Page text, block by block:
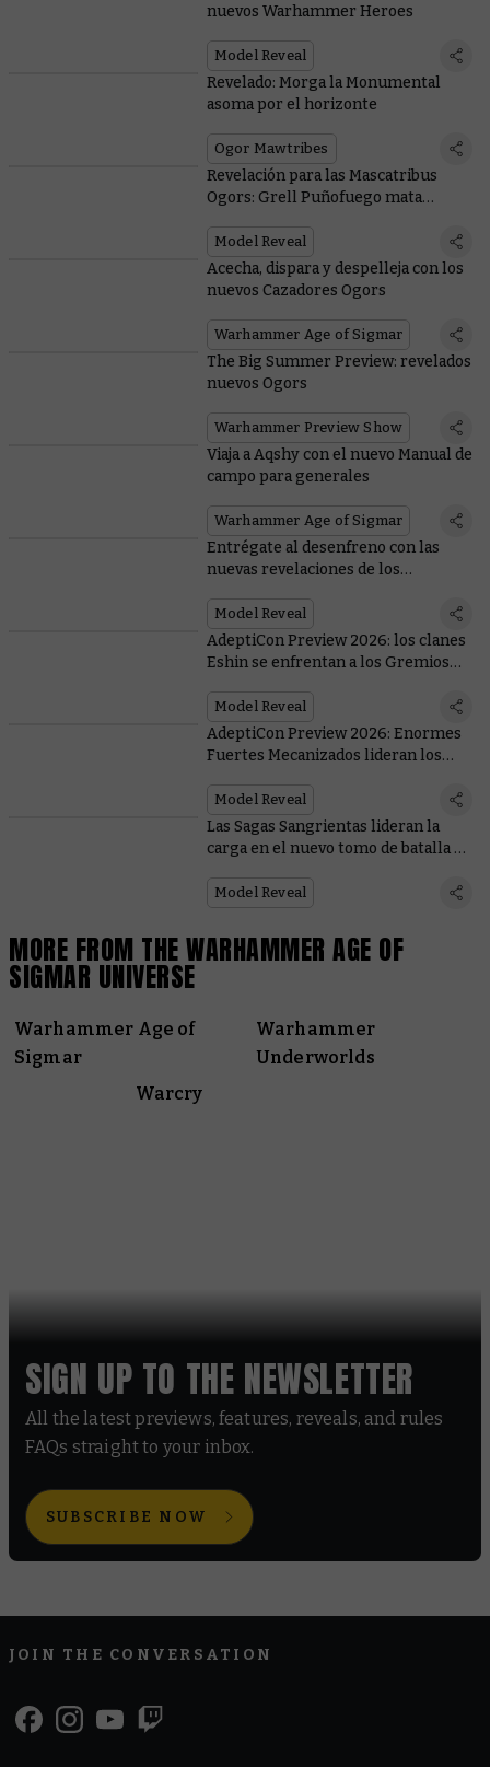
nuevos Warhammer Heroes
Model Reveal
Revelado: Morga la Monumental
asoma por el horizonte
Ogor Mawtribes
Revelación para las Mascatribus
Ogors: Grell Puñofuego mata
Model Reveal
Acecha, dispara y despelleja con los
nuevos Cazadores Ogors
Warhammer Age of Sigmar
The Big Summer Preview: revelados
nuevos Ogors
Warhammer Preview Show
Viaja a Aqshy con el nuevo Manual de
campo para generales
Warhammer Age of Sigmar
Entrégate al desenfreno con las
nuevas revelaciones de los
Model Reveal
AdeptiCon Preview 2026: los clanes
Eshin se enfrentan a los Gremios
Model Reveal
AdeptiCon Preview 2026: Enormes
Fuertes Mecanizados lideran los
Sigmar
Model Reveal
Las Sagas Sangrientas lideran la
carga en el nuevo tomo de batalla de
Model Reveal
MORE FROM THE WARHAMMER AGE OF
SIGMAR UNIVERSE
Warhammer Age of
Sigmar
Warhammer
Underworlds
Warcry
SIGN UP TO THE NEWSLETTER
All the latest previews, features, reveals, and rules
FAQs straight to your inbox.
SUBSCRIBE NOW
JOIN THE CONVERSATION